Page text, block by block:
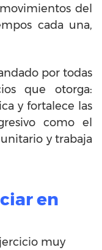
del
cada una,
por todas
que otorga:
y fortalece las
como el
y trabaja
en
muy